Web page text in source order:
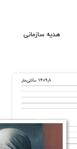
هدیه سازمانی